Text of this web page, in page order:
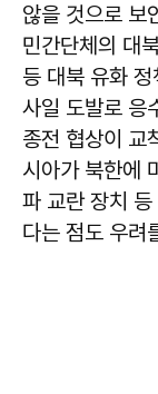
않을 것으로 보
민간단체의 대
등 대북 유화 정
사일 도발로 응
종전 협상이 교
시아가 북한에
파 교란 장치
다는 점도 우려